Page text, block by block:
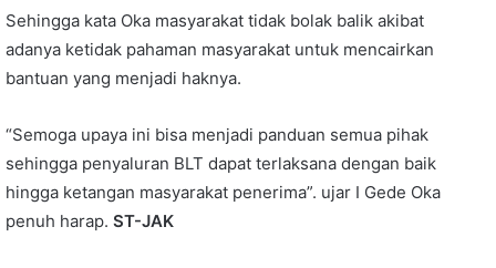
Sehingga kata Oka masyarakat tidak bolak balik akibat
adanya ketidak pahaman masyarakat untuk mencairkan
bantuan yang menjadi haknya.
“Semoga upaya ini bisa menjadi panduan semua pihak
sehingga penyaluran BLT dapat terlaksana dengan baik
hingga ketangan masyarakat penerima”. ujar I Gede Oka
penuh harap. ST-JAK